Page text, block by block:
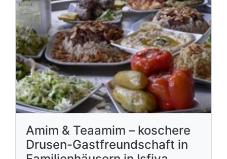
Amim & Teaamim – koschere
Drusen-Gastfreundschaft in